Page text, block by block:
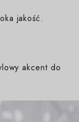
jakość.
akcent do